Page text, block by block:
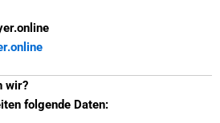
wir?
folgende Daten: